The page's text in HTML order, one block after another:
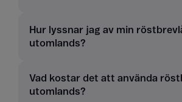
Hur lyssnar jag av min
utomlands?
Vad kostar det att använda
utomlands?